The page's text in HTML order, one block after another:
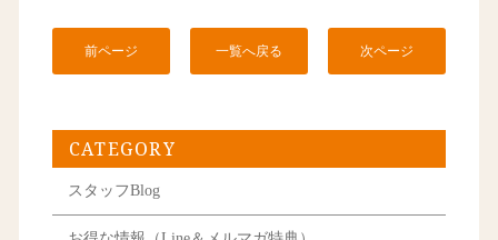
前ページ 一覧へ戻る 次ページ
CATEGORY
スタッフBlog